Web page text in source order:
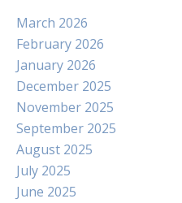
March 2026
February 2026
January 2026
December 2025
November 2025
September 2025
August 2025
July 2025
June 2025